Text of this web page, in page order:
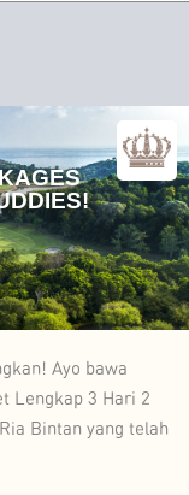
Ayo bawa
Lengkap 3 Hari 2
Bintan yang telah